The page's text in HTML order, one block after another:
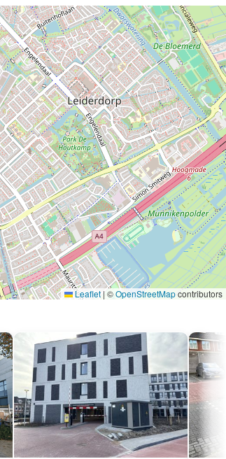
Leaflet | ©OpenStreetMapcontributors